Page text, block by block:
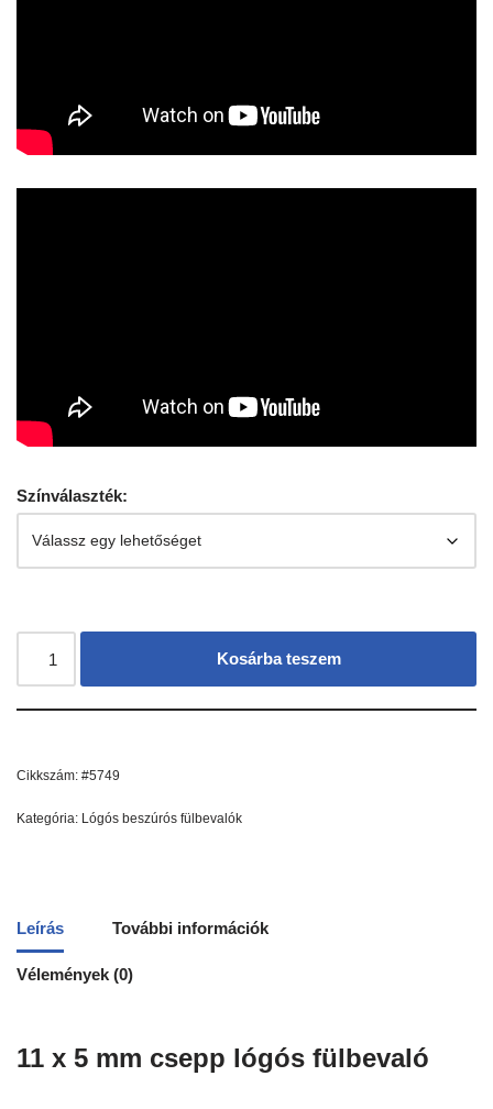
Színválaszték:
Kosárba teszem
Cikkszám: #5749
Kategória: Lógós beszúrós fülbevalók
Leírás További információk
Vélemények (0)
11 x 5 mm csepp lógós fülbevaló